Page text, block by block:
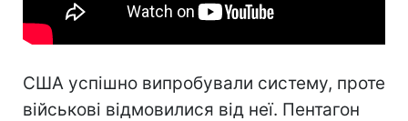
США успішно випробували систему, проте
військові відмовилися від неї. Пентагон